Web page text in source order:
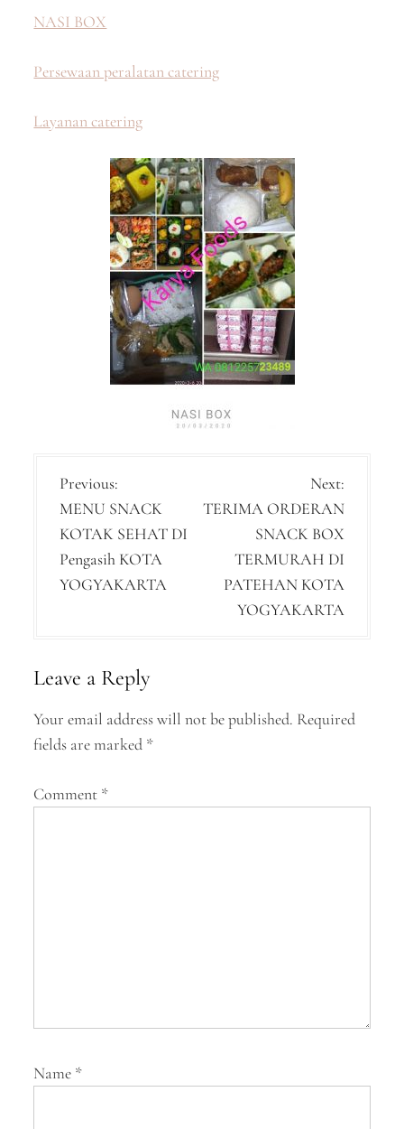
NASI BOX
Persewaan peralatan catering
Layanan catering
P
o
s
t
v
g
t
Previous:
MENU SNACK
KOTAK SEHAT DI
Pengasih KOTA
YOGYAKARTA
Next:
TERIMA ORDERAN
SNACK BOX
TERMURAH DI
PATEHAN KOTA
YOGYAKARTA
Leave a Reply
Your email address will not be published. Required
fields are marked *
Comment *
Name *